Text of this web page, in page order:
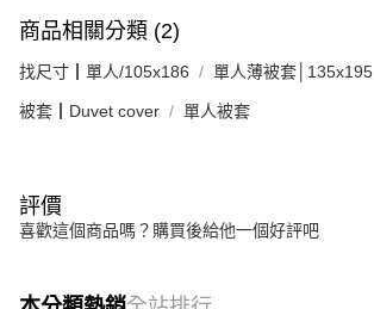
商品相關分類 (2)
找尺寸┃單人/105x186 單人薄被套│135x195
被套┃Duvet cover 單人被套
評價
喜歡這個商品嗎？購買後給他一個好評吧